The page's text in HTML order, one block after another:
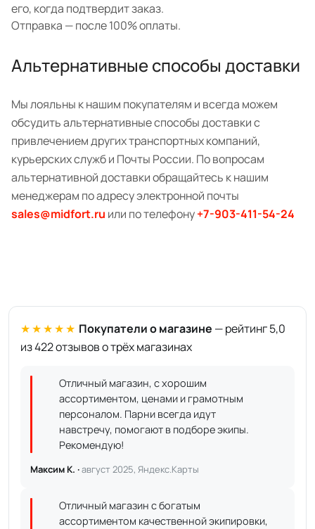
его, когда подтвердит заказ.
Отправка — после 100% оплаты.
Альтернативные способы доставки
Мы лояльны к нашим покупателям и всегда можем
обсудить альтернативные способы доставки с
привлечением других транспортных компаний,
курьерских служб и Почты России. По вопросам
альтернативной доставки обращайтесь к нашим
менеджерам по адресу электронной почты
sales@midfort.ru или по телефону+7-903-411-54-24
★★★★★ Покупатели о магазине — рейтинг 5,0
из 422 отзывов о трёх магазинах
Отличный магазин, с хорошим
ассортиментом, ценами и грамотным
персоналом. Парни всегда идут
навстречу, помогают в подборе экипы.
Рекомендую!
Максим К. ·август 2025, Яндекс.Карты
Отличный магазин с богатым
ассортиментом качественной экипировки,